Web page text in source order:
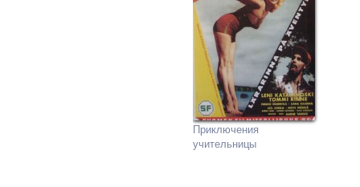
Приключения
учительницы